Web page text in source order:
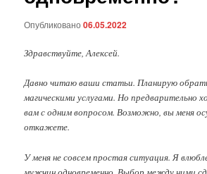
Опубликовано06.05.2022
Здравствуйте, Алексей.
Давно читаю ваши статьи. Планирую
магическими услугами. Но предварительно
вам с одним вопросом. Возможно, вы меня
откажете.
У меня не совсем простая ситуация. Я